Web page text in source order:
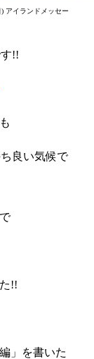
) アイランドメッセー
!!
良い気候で
!!
」を書いた